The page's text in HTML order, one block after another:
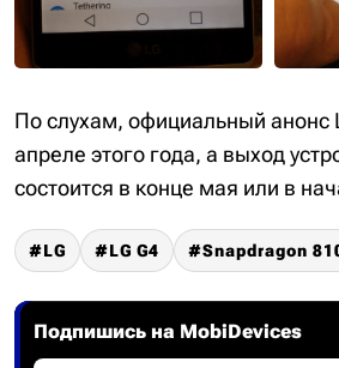
По слухам, официальный анонс
апреле этого года, а выход
состоится в конце мая или в
LG LG G4 Snapdragon
Подпишись на MobiDevices